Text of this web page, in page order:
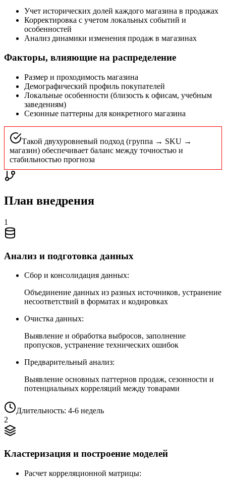
Учет исторических долей каждого магазина в продажах
Корректировка с учетом локальных событий и
особенностей
Анализ динамики изменения продаж в магазинах
Факторы, влияющие на распределение
Размер и проходимость магазина
Демографический профиль покупателей
Локальные особенности (близость к офисам, учебным
заведениям)
Сезонные паттерны для конкретного магазина
Такой двухуровневый подход (группа → SKU →
магазин) обеспечивает баланс между точностью и
стабильностью прогноза
План внедрения
1
Анализ и подготовка данных
Сбор и консолидация данных:
Объединение данных из разных источников, устранение
несоответствий в форматах и кодировках
Очистка данных:
Выявление и обработка выбросов, заполнение
пропусков, устранение технических ошибок
Предварительный анализ:
Выявление основных паттернов продаж, сезонности и
потенциальных корреляций между товарами
Длительность: 4-6 недель
2
Кластеризация и построение моделей
Расчет корреляционной матрицы: